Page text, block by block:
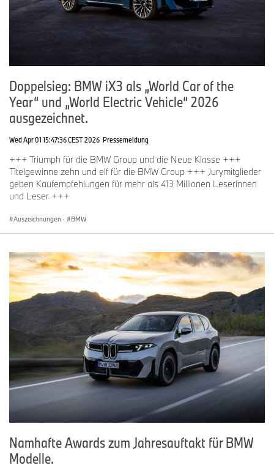
Doppelsieg: BMW iX3 als „World Car of the
Year“ und „World Electric Vehicle“ 2026
ausgezeichnet.
Wed Apr 01 15:47:36 CEST 2026 Pressemeldung
+++ Triumph für die BMW Group und die Neue Klasse +++
Titelgewinne zehn und elf für die BMW Group +++ Jurymitglieder
geben Kaufempfehlungen für mehr als 413 Millionen Leserinnen
und Leser +++
Auszeichnungen · BMW
Namhafte Awards zum Jahresauftakt für BMW
Modelle.